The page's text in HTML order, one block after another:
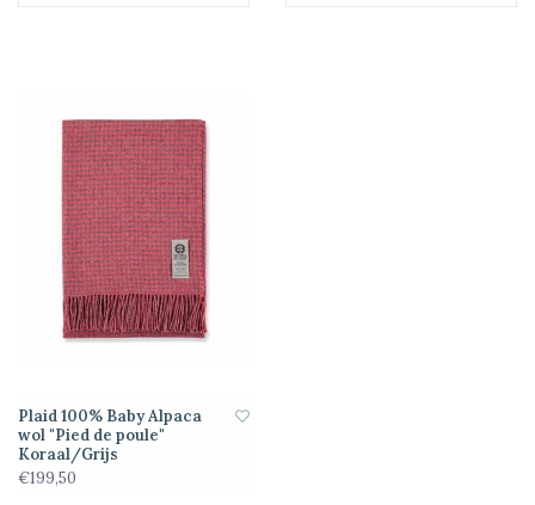
Plaid 100% Baby Alpaca
wol "Pied de poule"
Koraal/Grijs
€199,50